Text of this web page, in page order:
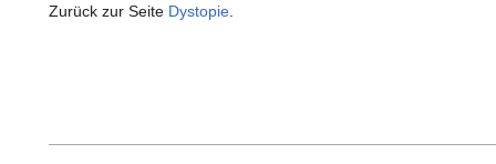
Zurück zur Seite Dystopie